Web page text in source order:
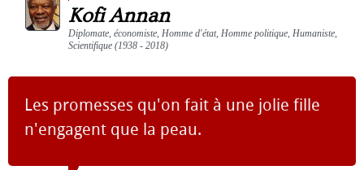
Kofi Annan
Diplomate, économiste, Homme d'état, Homme politique, Humaniste,
Scientifique (1938 - 2018)
Les promesses qu'on fait à une jolie fille
n'engagent que la peau.